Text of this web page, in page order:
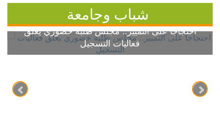
شباب وجامعة
احتجاجاً على التمييز.. مجلس طلبة خضوري يعلق
فعاليات التسجيل